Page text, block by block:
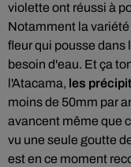
violette ont réussi à
Notamment la
fleur qui pousse dans
besoin d'eau. Et ça
l'Atacama, les
moins de 50mm par
avancent même que
vu une seule goutte
est en ce moment